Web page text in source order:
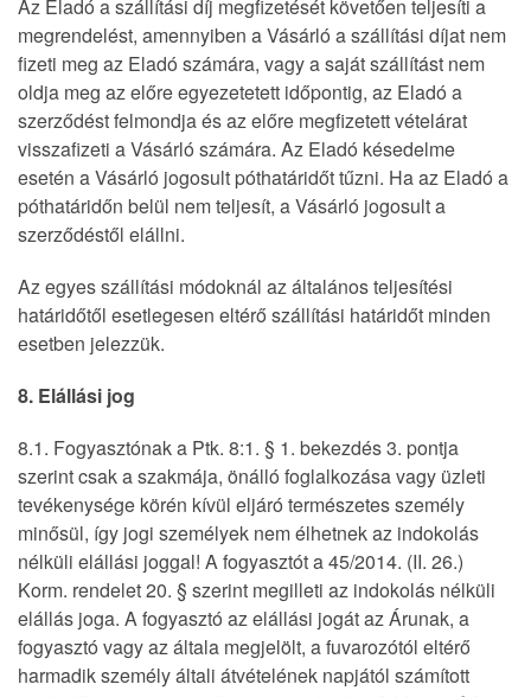
Az Eladó a szállítási díj megfizetését követően teljesíti a
megrendelést, amennyiben a Vásárló a szállítási díjat nem
fizeti meg az Eladó számára, vagy a saját szállítást nem
oldja meg az előre egyezetetett időpontig, az Eladó a
szerződést felmondja és az előre megfizetett vételárat
visszafizeti a Vásárló számára. Az Eladó késedelme
esetén a Vásárló jogosult póthatáridőt tűzni. Ha az Eladó a
póthatáridőn belül nem teljesít, a Vásárló jogosult a
szerződéstől elállni.
Az egyes szállítási módoknál az általános teljesítési
határidőtől esetlegesen eltérő szállítási határidőt minden
esetben jelezzük.
8. Elállási jog
8.1. Fogyasztónak a Ptk. 8:1. § 1. bekezdés 3. pontja
szerint csak a szakmája, önálló foglalkozása vagy üzleti
tevékenysége körén kívül eljáró természetes személy
minősül, így jogi személyek nem élhetnek az indokolás
nélküli elállási joggal! A fogyasztót a 45/2014. (II. 26.)
Korm. rendelet 20. § szerint megilleti az indokolás nélküli
elállás joga. A fogyasztó az elállási jogát az Árunak, a
fogyasztó vagy az általa megjelölt, a fuvarozótól eltérő
harmadik személy általi átvételének napjától számított